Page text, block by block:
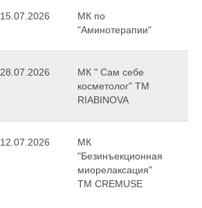
15.07.2026
МК по
"Аминотерапии"
28.07.2026
МК " Сам себе
косметолог" ТМ
RIABINOVA
12.07.2026
МК
"Безинъекционная
миорелаксация"
TM CREMUSE